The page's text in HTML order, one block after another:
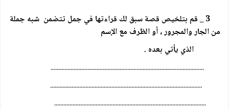
3 _ قم بتلخيص قصة سبق لك قراءتها في جمل تتضمن شبه جملة
من الجار والمجرور ، أو الظرف مع الإسم
الذي يأتي بعده .
....................................................................................................
...................................................................................................
...................................................................................................